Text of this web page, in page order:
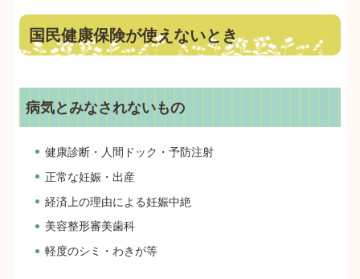
国民健康保険が使えないとき
病気とみなされないもの
健康診断・人間ドック・予防注射
正常な妊娠・出産
経済上の理由による妊娠中絶
美容整形審美歯科
軽度のシミ・わきが等